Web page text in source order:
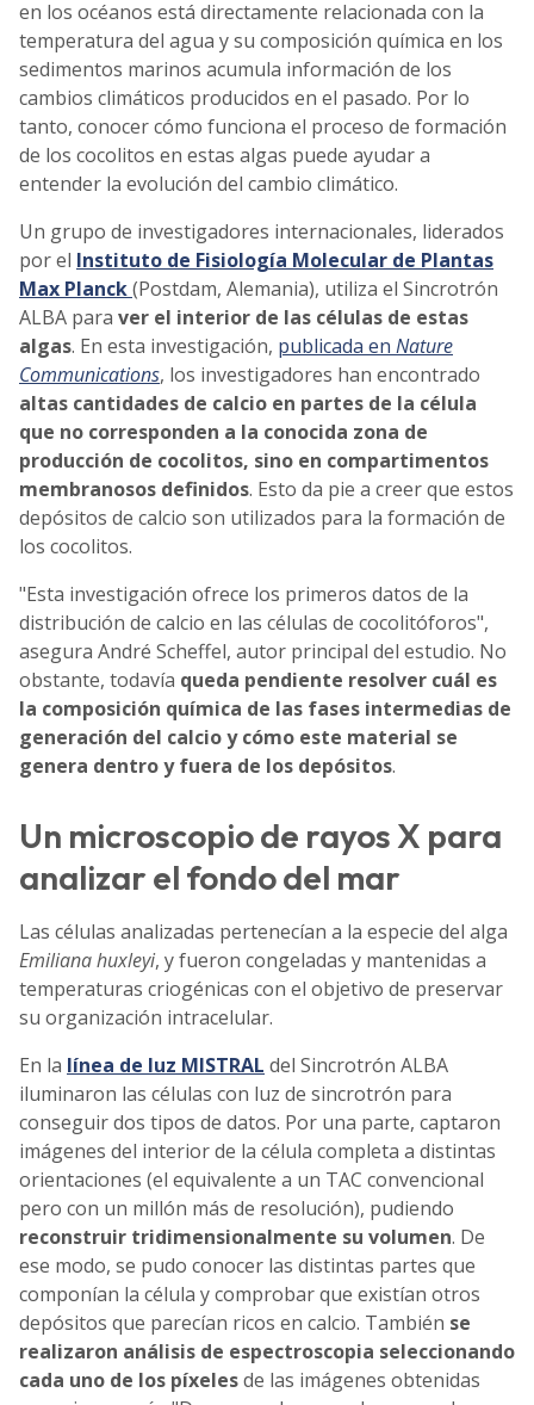
en los océanos está directamente relacionada con la
temperatura del agua y su composición química en los
sedimentos marinos acumula información de los
cambios climáticos producidos en el pasado. Por lo
tanto, conocer cómo funciona el proceso de formación
de los cocolitos en estas algas puede ayudar a
entender la evolución del cambio climático.
Un grupo de investigadores internacionales, liderados
por el Instituto de Fisiología Molecular de Plantas
Max Planck(Postdam, Alemania), utiliza el Sincrotrón
ALBA para ver el interior de las células de estas
algas. En esta investigación, publicada en Nature
Communications, los investigadores han encontrado
altas cantidades de calcio en partes de la célula
que no corresponden a la conocida zona de
producción de cocolitos, sino en compartimentos
membranosos definidos. Esto da pie a creer que estos
depósitos de calcio son utilizados para la formación de
los cocolitos.
"Esta investigación ofrece los primeros datos de la
distribución de calcio en las células de cocolitóforos",
asegura André Scheffel, autor principal del estudio. No
obstante, todavía queda pendiente resolver cuál es
la composición química de las fases intermedias de
generación del calcio y cómo este material se
genera dentro y fuera de los depósitos.
Un microscopio de rayos X para
analizar el fondo del mar
Las células analizadas pertenecían a la especie del alga
Emiliana huxleyi, y fueron congeladas y mantenidas a
temperaturas criogénicas con el objetivo de preservar
su organización intracelular.
En la línea de luz MISTRAL del Sincrotrón ALBA
iluminaron las células con luz de sincrotrón para
conseguir dos tipos de datos. Por una parte, captaron
imágenes del interior de la célula completa a distintas
orientaciones (el equivalente a un TAC convencional
pero con un millón más de resolución), pudiendo
reconstruir tridimensionalmente su volumen. De
ese modo, se pudo conocer las distintas partes que
componían la célula y comprobar que existían otros
depósitos que parecían ricos en calcio. También se
realizaron análisis de espectroscopia seleccionando
cada uno de los píxelesde las imágenes obtenidas